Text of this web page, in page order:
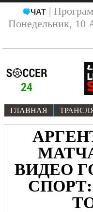
ЧАТ|
Понедельник, 10
ГЛАВНАЯ
ВИДЕО